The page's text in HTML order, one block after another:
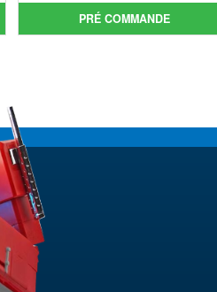
initial
était :
prix
actuel
PRÉ COMMANDE